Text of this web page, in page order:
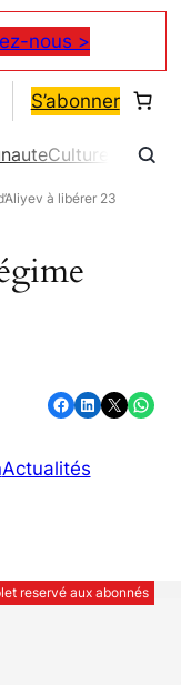
nous >
S’abonner
Culture
à libérer 23
Partager sur Facebook Partager sur LinkedIn Partager sur X Partager sur WhatsApp
Actualités
reservé aux abonnés